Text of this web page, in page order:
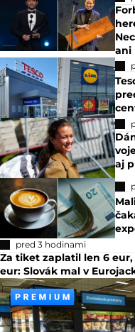
ani
aj
pred 3 hodinami
Za tiket zaplatil len 6
eur: Slovák mal v